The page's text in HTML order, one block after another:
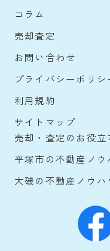
コラム
売却査定
お問い合わせ
プライバシーポリシ
利用規約
サイトマップ
売却・査定のお役立
平塚市の不動産ノウ
大磯の不動産ノウハ